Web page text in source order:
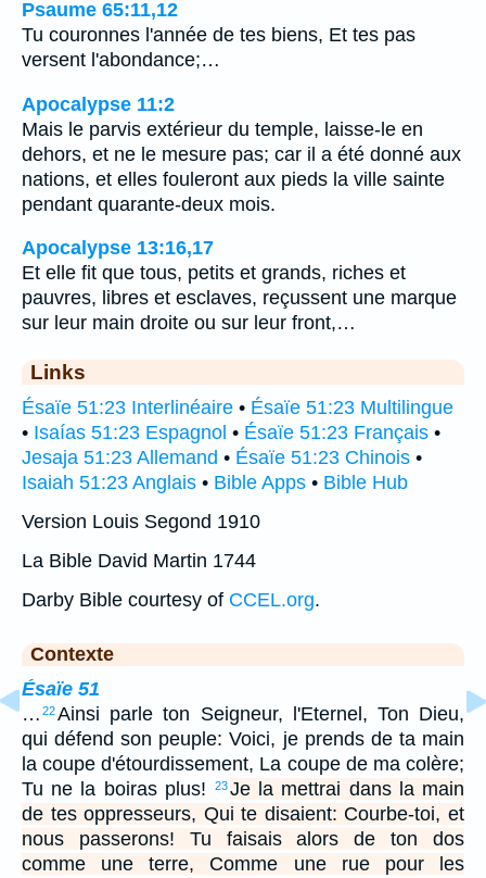
Psaume 65:11,12
Tu couronnes l'année de tes biens, Et tes pas
versent l'abondance;…
Apocalypse 11:2
Mais le parvis extérieur du temple, laisse-le en
dehors, et ne le mesure pas; car il a été donné aux
nations, et elles fouleront aux pieds la ville sainte
pendant quarante-deux mois.
Apocalypse 13:16,17
Et elle fit que tous, petits et grands, riches et
pauvres, libres et esclaves, reçussent une marque
sur leur main droite ou sur leur front,…
Links
Ésaïe 51:23 Interlinéaire • Ésaïe 51:23 Multilingue
• Isaías 51:23 Espagnol • Ésaïe 51:23 Français •
Jesaja 51:23 Allemand • Ésaïe 51:23 Chinois •
Isaiah 51:23 Anglais • Bible Apps • Bible Hub
Version Louis Segond 1910
La Bible David Martin 1744
Darby Bible courtesy of CCEL.org.
Contexte
Ésaïe 51
… 22Ainsi parle ton Seigneur, l'Eternel, Ton Dieu,
qui défend son peuple: Voici, je prends de ta main
la coupe d'étourdissement, La coupe de ma colère;
Tu ne la boiras plus!
23Je la mettrai dans la main
de tes oppresseurs, Qui te disaient: Courbe-toi, et
nous passerons! Tu faisais alors de ton dos
comme une terre, Comme une rue pour les